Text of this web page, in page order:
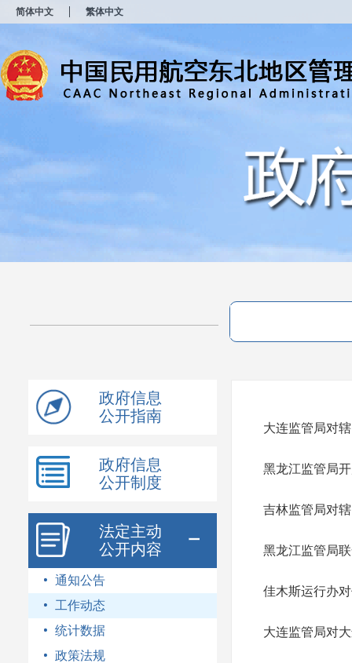
简体中文 繁体中文
政府信息
公开指南
政府信息
公开制度
法定主动
公开内容
通知公告
工作动态
统计数据
政策法规
大连监管局对
黑龙江监管局
吉林监管局对
黑龙江监管局
佳木斯运行办
大连监管局对
窗
打
开
无
障